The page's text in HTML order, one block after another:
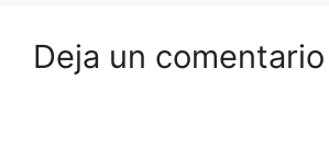
Deja un comentario